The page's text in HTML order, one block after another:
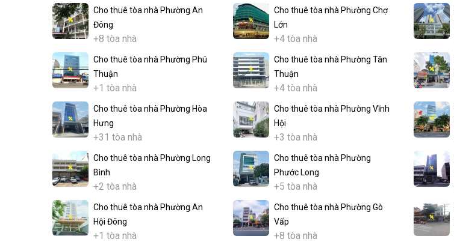
Cho thuê tòa nhà Phường An
Đông
+8 tòa nhà
Cho thuê tòa nhà Phường Chợ
Lớn
+4 tòa nhà
Cho thuê tòa nhà Phường Phú
Thuận
+1 tòa nhà
Cho thuê tòa nhà Phường Tân
Thuận
+4 tòa nhà
Cho thuê tòa nhà Phường Hòa
Hưng
+31 tòa nhà
Cho thuê tòa nhà Phường Vĩnh
Hội
+3 tòa nhà
Cho thuê tòa nhà Phường Long
Bình
+2 tòa nhà
Cho thuê tòa nhà Phường
Phước Long
+5 tòa nhà
Cho thuê tòa nhà Phường An
Hội Đông
+1 tòa nhà
Cho thuê tòa nhà Phường Gò
Vấp
+8 tòa nhà